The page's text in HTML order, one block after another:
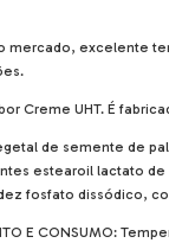
mercado, excelente
Creme UHT. É
de semente de
estearoil lactato
fosfato dissódico,
E CONSUMO: